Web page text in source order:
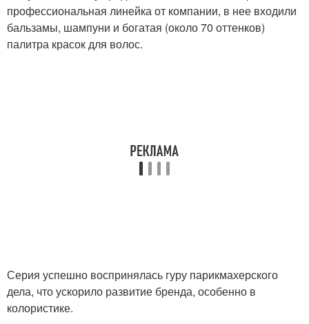
профессиональная линейка от компании, в нее входили
бальзамы, шампуни и богатая (около 70 оттенков)
палитра красок для волос.
Серия успешно воспринялась гуру парикмахерского
дела, что ускорило развитие бренда, особенно в
колористике.